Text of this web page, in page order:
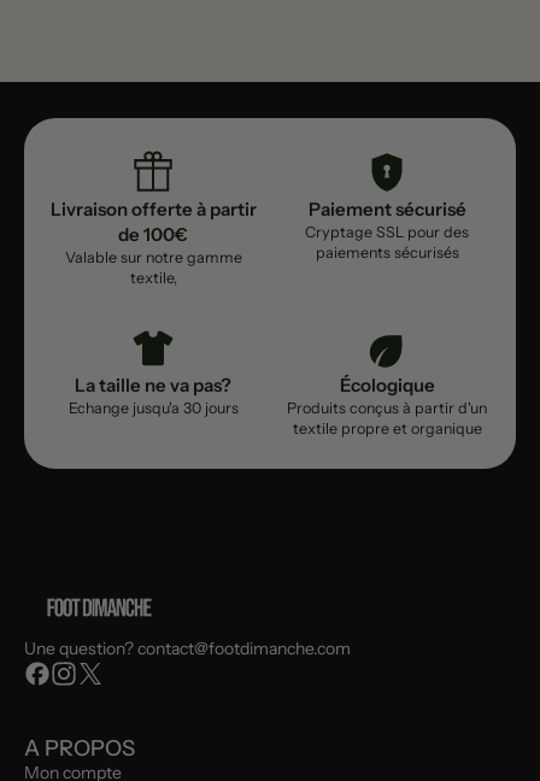
Livraison offerte à partir
de 100€
Valable sur notre gamme
textile,
Paiement sécurisé
Cryptage SSL pour des
paiements sécurisés
La taille ne va pas?
Echange jusqu'a 30 jours
Écologique
Produits conçus à partir d'un
textile propre et organique
Une question? contact@footdimanche.com
A PROPOS
Mon compte